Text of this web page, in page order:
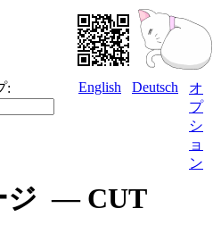
: English Deutsch
オ
プ
シ
ョ
ン
ジ — CUT